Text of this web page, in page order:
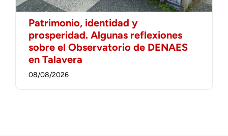
Patrimonio, identidad y
prosperidad. Algunas reflexiones
sobre el Observatorio de DENAES
en Talavera
08/08/2026